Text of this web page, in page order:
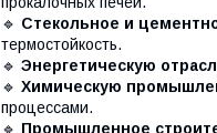
🔹 Стекольное и
термостойкость.
🔹 Энергетическую
🔹 Химическую
процессами.
🔹 Промышленное